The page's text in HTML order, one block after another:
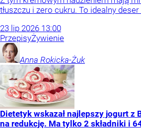
tłuszczu i zero cukru. To idealny
23 lip 2026 13:00
PrzepisyŻywienie
Anna Rokicka-Żuk
Dietetyk wskazał najlepszy jogurt z
na redukcję. Ma tylko 2 składniki i